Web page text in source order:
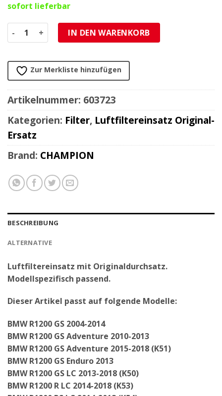
sofort lieferbar
Luftfilter CHAMPION CAF6915 BMW R1200 GS/R Menge
IN DEN WARENKORB
Zur Merkliste hinzufügen
Artikelnummer: 603723
Kategorien: Filter, Luftfiltereinsatz Original-
Ersatz
Brand: CHAMPION
BESCHREIBUNG
ALTERNATIVE
Luftfiltereinsatz mit Originaldurchsatz.
Modellspezifisch passend.
Dieser Artikel passt auf folgende Modelle:
BMW R1200 GS 2004-2014
BMW R1200 GS Adventure 2010-2013
BMW R1200 GS Adventure 2015-2018 (K51)
BMW R1200 GS Enduro 2013
BMW R1200 GS LC 2013-2018 (K50)
BMW R1200 R LC 2014-2018 (K53)